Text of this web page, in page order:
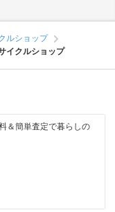
ルショップ
イクルショップ
＆簡単査定で暮らしの